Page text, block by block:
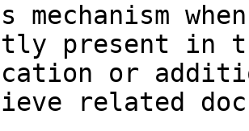
mechanism
present in
or